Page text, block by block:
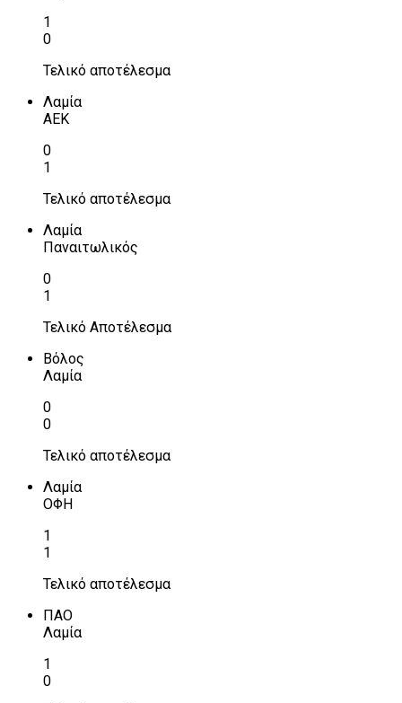
1
0
Τελικό αποτέλεσμα
Λαμία
ΑΕΚ
0
1
Τελικό αποτέλεσμα
Λαμία
Παναιτωλικός
0
1
Τελικό Αποτέλεσμα
Βόλος
Λαμία
0
0
Τελικό αποτέλεσμα
Λαμία
ΟΦΗ
1
1
Τελικό αποτέλεσμα
ΠΑΟ
Λαμία
1
0